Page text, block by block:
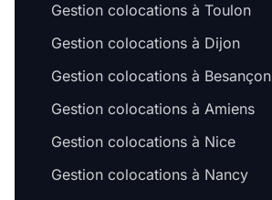
Gestion colocations à Toulon
Gestion colocations à Dijon
Gestion colocations à Besançon
Gestion colocations à Amiens
Gestion colocations à Nice
Gestion colocations à Nancy